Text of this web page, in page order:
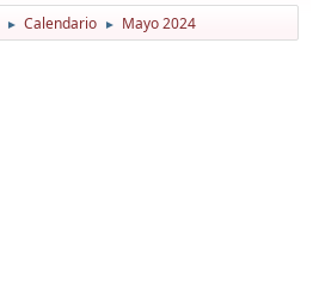
► Calendario ► Mayo 2024